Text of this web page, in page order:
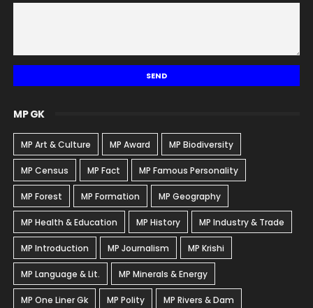
MP GK
MP Art & Culture MP Award MP Biodiversity
MP Census MP Fact MP Famous Personality
MP Forest MP Formation MP Geography
MP Health & Education MP History MP Industry & Trade
MP Introduction MP Journalism MP Krishi
MP Language & Lit. MP Minerals & Energy
MP One Liner Gk MP Polity MP Rivers & Dam